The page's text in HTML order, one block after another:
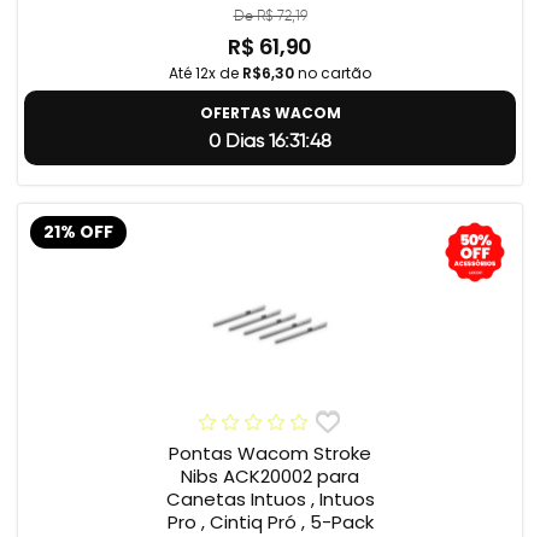
De R$ 72,19
R$ 61,90
Até 12x de R$6,30no cartão
OFERTAS WACOM
0 Dias 16:31:47
21% OFF
Pontas Wacom Stroke
Nibs ACK20002 para
Canetas Intuos , Intuos
Pro , Cintiq Pró , 5-Pack